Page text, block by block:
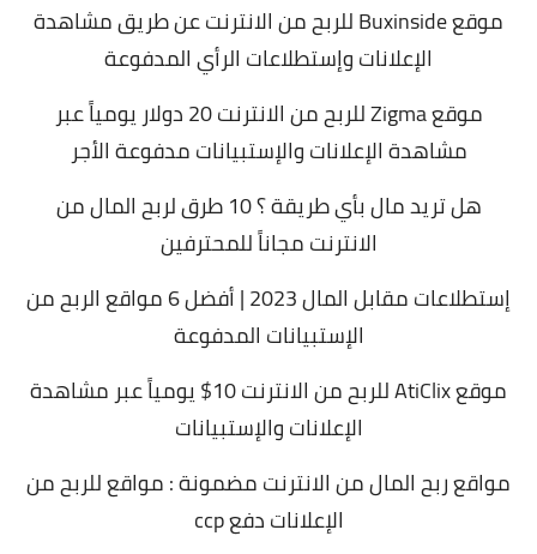
موقع Buxinside للربح من الانترنت عن طريق مشاهدة
الإعلانات وإستطلاعات الرأي المدفوعة
موقع Zigma للربح من الانترنت 20 دولار يومياً عبر
مشاهدة الإعلانات والإستبيانات مدفوعة الأجر
هل تريد مال بأي طريقة ؟ 10 طرق لربح المال من
الانترنت مجاناً للمحترفين
إستطلاعات مقابل المال 2023 | أفضل 6 مواقع الربح من
الإستبيانات المدفوعة
موقع AtiClix للربح من الانترنت 10$ يومياً عبر مشاهدة
الإعلانات والإستبيانات
مواقع ربح المال من الانترنت مضمونة : مواقع للربح من
الإعلانات دفع ccp